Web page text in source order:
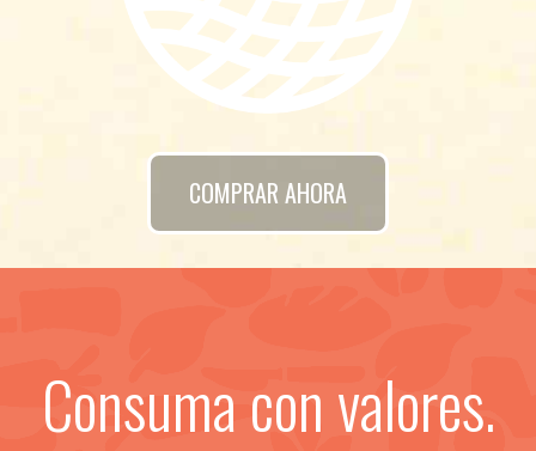
COMPRAR AHORA
Consuma con valores.